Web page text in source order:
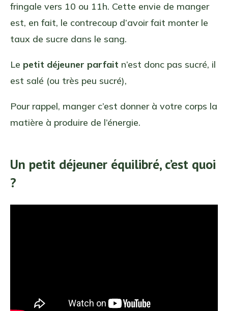
fringale vers 10 ou 11h. Cette envie de manger
est, en fait, le contrecoup d’avoir fait monter le
taux de sucre dans le sang.
Le petit déjeuner parfait n’est donc pas sucré, il
est salé (ou très peu sucré),
Pour rappel, manger c’est donner à votre corps la
matière à produire de l’énergie.
Un petit déjeuner équilibré, c’est quoi
?